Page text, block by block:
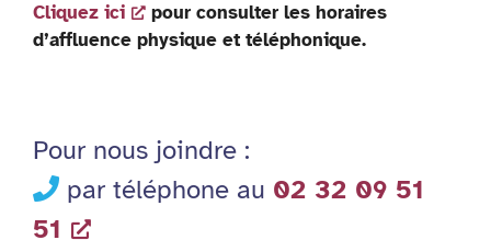
Cliquez ici
pour consulter les horaires
d’affluence physique et téléphonique.
Pour nous joindre :
par téléphone au 02 32 09 51
51